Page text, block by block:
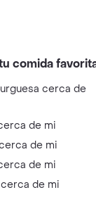
comida
cerca de
de mi
de mi
de mi
de mi